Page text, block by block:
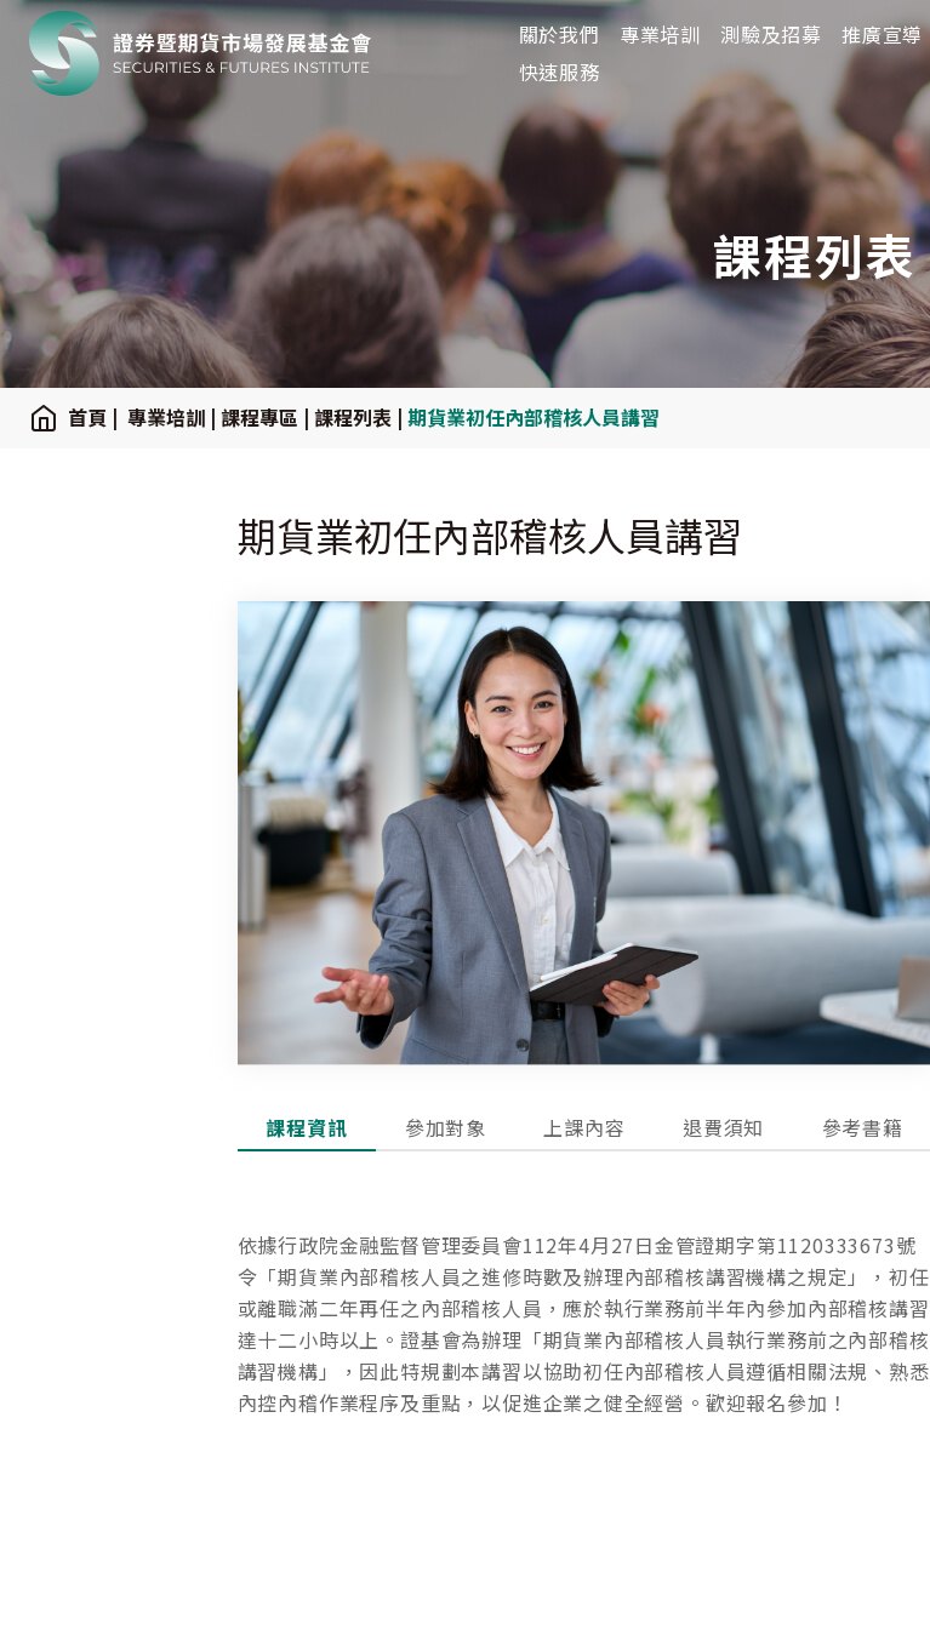
關於我們 專業培訓 測驗及招募 推廣宣導
關於我們 專業培訓 測驗及招募 推廣宣導
快速服務
課程列表
首頁 | 專業培訓 | 課程專區 | 課程列表 | 期貨業初任內部稽核人員講習
期貨業初任內部稽核人員講習
課程資訊 參加對象 上課內容 退費須知 參考書籍
依據行政院金融監督管理委員會112年4月27日金管證期字第1120333673號
令「期貨業內部稽核人員之進修時數及辦理內部稽核講習機構之規定」，初任
或離職滿二年再任之內部稽核人員，應於執行業務前半年內參加內部稽核講習
達十二小時以上。證基會為辦理「期貨業內部稽核人員執行業務前之內部稽核
講習機構」，因此特規劃本講習以協助初任內部稽核人員遵循相關法規、熟悉
內控內稽作業程序及重點，以促進企業之健全經營。歡迎報名參加！